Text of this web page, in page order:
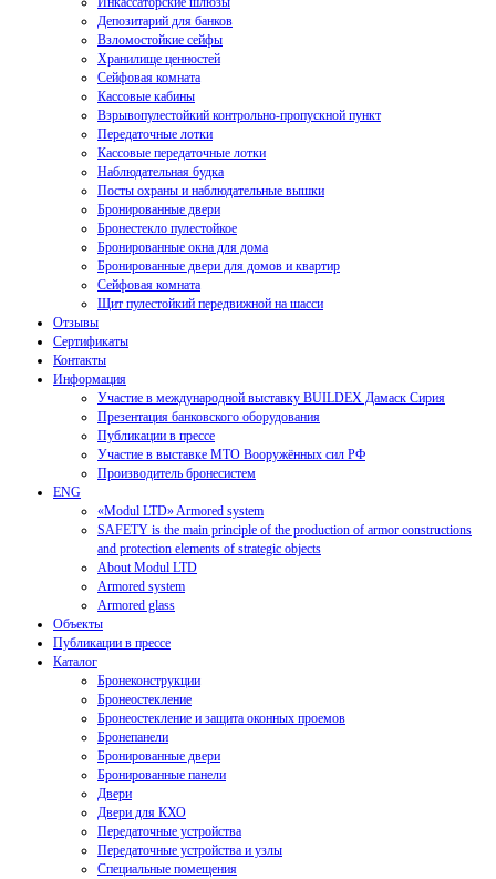
Депозитарий для банков
Взломостойкие сейфы
Хранилище ценностей
Сейфовая комната
Кассовые кабины
Взрывопулестойкий контрольно-пропускной пункт
Передаточные лотки
Кассовые передаточные лотки
Наблюдательная будка
Посты охраны и наблюдательные вышки
Бронированные двери
Бронестекло пулестойкое
Бронированные окна для дома
Бронированные двери для домов и квартир
Сейфовая комната
Щит пулестойкий передвижной на шасси
Отзывы
Сертификаты
Контакты
Информация
Участие в международной выставку BUILDEX Дамаск Сирия
Презентация банковского оборудования
Публикации в прессе
Участие в выставке МТО Вооружённых сил РФ
Производитель бронесистем
ENG
«Modul LTD» Armored system
SAFETY is the main principle of the production of armor constructions
and protection elements of strategic objects
About Modul LTD
Armored system
Armored glass
Объекты
Публикации в прессе
Каталог
Бронеконструкции
Бронеостекление
Бронеостекление и защита оконных проемов
Бронепанели
Бронированные двери
Бронированные панели
Двери
Двери для КХО
Передаточные устройства
Передаточные устройства и узлы
Специальные помещения